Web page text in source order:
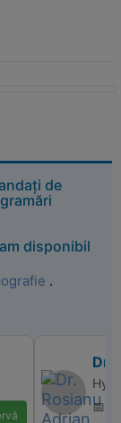
de
disponibil
.
Dr.
📅